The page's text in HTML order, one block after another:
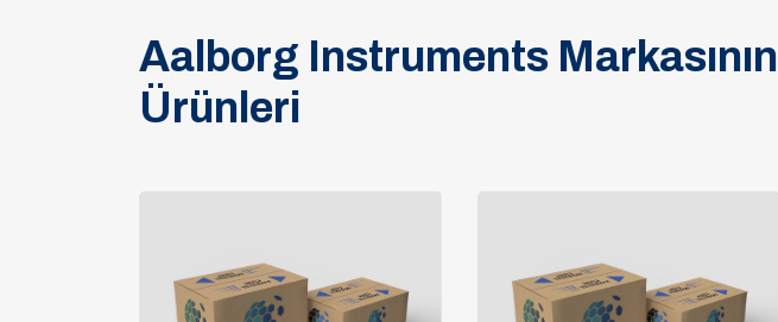
Aalborg Instruments Markasının
Ürünleri